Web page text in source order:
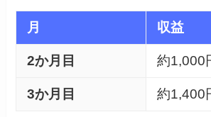
月 収益
2か月目 約1,000
3か月目 約1,400